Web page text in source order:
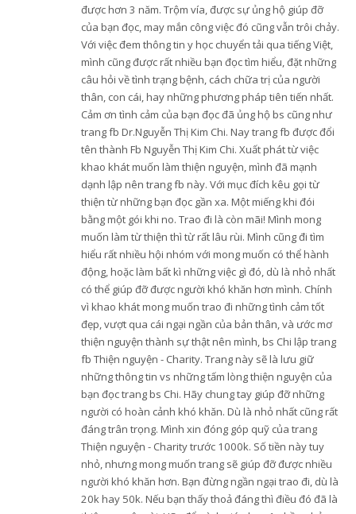
được hơn 3 năm. Trộm vía, được sự ủng hộ giúp đỡ
của bạn đọc, may mắn công việc đó cũng vẫn trôi chảy.
Với việc đem thông tin y học chuyển tải qua tiếng Việt,
mình cũng được rất nhiều bạn đọc tìm hiểu, đặt những
câu hỏi về tình trạng bệnh, cách chữa trị của người
thân, con cái, hay những phương pháp tiên tiến nhất.
Cảm ơn tình cảm của bạn đọc đã ủng hộ bs cũng như
trang fb Dr.Nguyễn Thị Kim Chi. Nay trang fb được đổi
tên thành Fb Nguyễn Thị Kim Chi. Xuất phát từ việc
khao khát muốn làm thiện nguyện, mình đã mạnh
dạnh lập nên trang fb này. Với mục đích kêu gọi từ
thiện từ những bạn đọc gần xa. Một miếng khi đói
bằng một gói khi no. Trao đi là còn mãi! Mình mong
muốn làm từ thiện thì từ rất lâu rùi. Mình cũng đi tìm
hiểu rất nhiều hội nhóm với mong muốn có thể hành
động, hoặc làm bất kì những việc gì đó, dù là nhỏ nhất
có thể giúp đỡ được người khó khăn hơn mình. Chính
vì khao khát mong muốn trao đi những tình cảm tốt
đẹp, vượt qua cái ngại ngần của bản thân, và ước mơ
thiện nguyện thành sự thật nên mình, bs Chi lập trang
fb Thiện nguyện - Charity. Trang này sẽ là lưu giữ
những thông tin vs những tấm lòng thiện nguyện của
bạn đọc trang bs Chi. Hãy chung tay giúp đỡ những
người có hoàn cảnh khó khăn. Dù là nhỏ nhất cũng rất
đáng trân trọng. Mình xin đóng góp quỹ của trang
Thiện nguyện - Charity trước 1000k. Số tiền này tuy
nhỏ, nhưng mong muốn trang sẽ giúp đỡ được nhiều
người khó khăn hơn. Bạn đừng ngần ngại trao đi, dù là
20k hay 50k. Nếu bạn thấy thoả đáng thì điều đó đã là